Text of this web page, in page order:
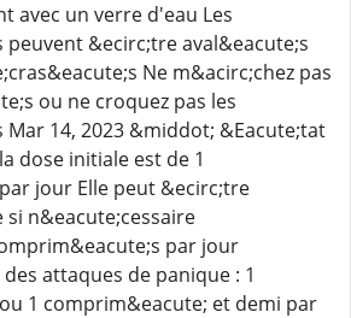
avec un verre d'eau Les
&ecirc;tre aval&eacute;s
Ne m&acirc;chez pas
ou ne croquez pas les
14, 2023 &middot; &Eacute;tat
dose initiale est de 1
jour Elle peut &ecirc;tre
n&eacute;cessaire
par jour
attaques de panique : 1
1 comprim&eacute; et demi par